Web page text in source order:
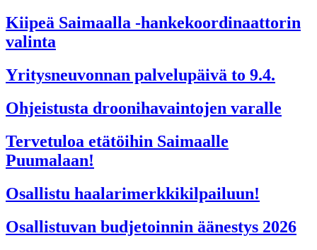
Kiipeä Saimaalla -hankekoordinaattorin
valinta
Yritysneuvonnan palvelupäivä to 9.4.
Ohjeistusta droonihavaintojen varalle
Tervetuloa etätöihin Saimaalle
Puumalaan!
Osallistu haalarimerkkikilpailuun!
Osallistuvan budjetoinnin äänestys 2026